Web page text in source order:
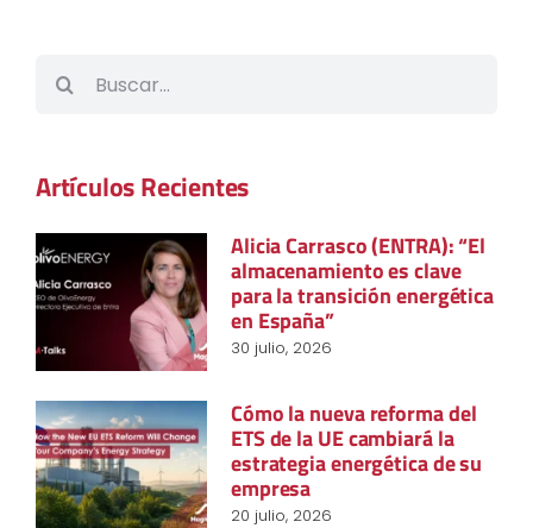
Artículos Recientes
Alicia Carrasco (ENTRA): “El
almacenamiento es clave
para la transición energética
en España”
30 julio, 2026
Cómo la nueva reforma del
ETS de la UE cambiará la
estrategia energética de su
empresa
20 julio, 2026